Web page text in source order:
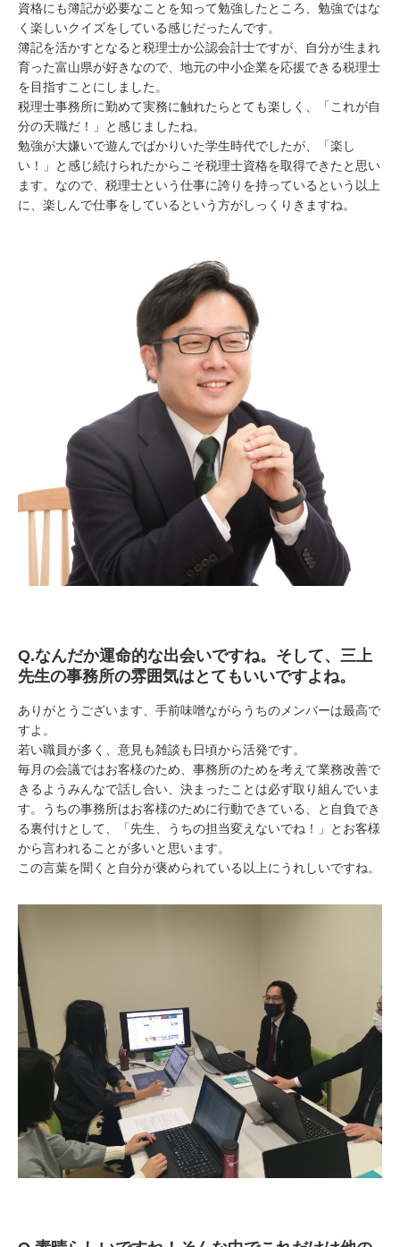
資格にも簿記が必要なことを知って勉強したところ、勉強ではな
く楽しいクイズをしている感じだったんです。
簿記を活かすとなると税理士か公認会計士ですが、自分が生まれ
育った富山県が好きなので、地元の中小企業を応援できる税理士
を目指すことにしました。
税理士事務所に勤めて実務に触れたらとても楽しく、「これが自
分の天職だ！」と感じましたね。
勉強が大嫌いで遊んでばかりいた学生時代でしたが、「楽し
い！」と感じ続けられたからこそ税理士資格を取得できたと思い
ます。なので、税理士という仕事に誇りを持っているという以上
に、楽しんで仕事をしているという方がしっくりきますね。
Q.なんだか運命的な出会いですね。そして、三上
先生の事務所の雰囲気はとてもいいですよね。
ありがとうございます、手前味噌ながらうちのメンバーは最高で
すよ。
若い職員が多く、意見も雑談も日頃から活発です。
毎月の会議ではお客様のため、事務所のためを考えて業務改善で
きるようみんなで話し合い、決まったことは必ず取り組んでいま
す。うちの事務所はお客様のために行動できている、と自負でき
る裏付けとして、「先生、うちの担当変えないでね！」とお客様
から言われることが多いと思います。
この言葉を聞くと自分が褒められている以上にうれしいですね。